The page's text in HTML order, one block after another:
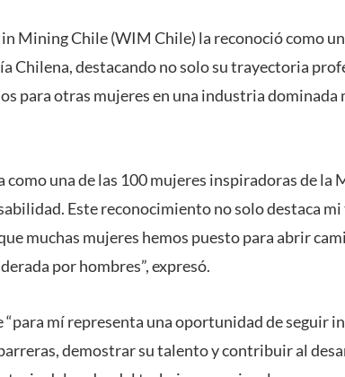
Mining Chile (WIM Chile) la reconoció como
Chilena, destacando no solo su trayectoria
para otras mujeres en una industria
como una de las 100 mujeres inspiradoras de la
Este reconocimiento no solo destaca
muchas mujeres hemos puesto para abrir
por hombres”, expresó.
“para mí representa una oportunidad de seguir
demostrar su talento y contribuir al